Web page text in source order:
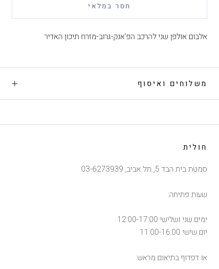
חסר במלאי
אלבום אולפן שני להרכב הפ'אנק-גרוב-מזרח תיכון האדיר
משלוחים ואיסוף
חולית
סמטת בית הבד 5, תל אביב, 03-6273939
שעות פתיחה:
ימים שני ושלישי 12:00-17:00
יום שישי 11:00-16:00
או דפדוף בתיאום מראש: